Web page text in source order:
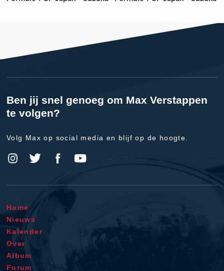
Ben jij snel genoeg om Max Verstappen
te volgen?
Volg Max op social media en blijf op de hoogte.
Home
Nieuws
Kalender
Over
Album
Forum